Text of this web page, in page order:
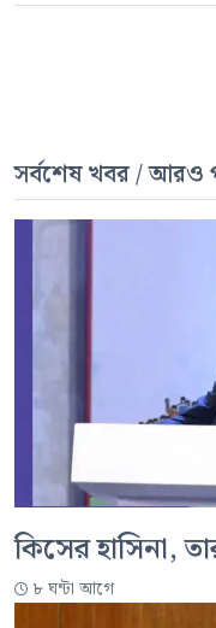
সর্বশেষ খবর /
কিসের হাসিনা,
৮ ঘন্টা আগে